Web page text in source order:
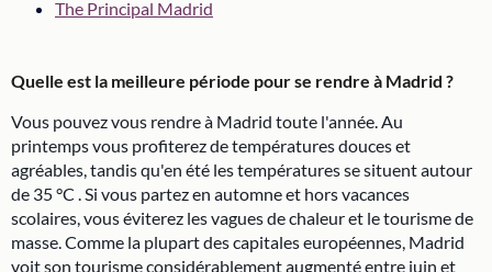
The Principal Madrid
Quelle est la meilleure période pour se rendre à Madrid ?
Vous pouvez vous rendre à Madrid toute l'année. Au
printemps vous profiterez de températures douces et
agréables, tandis qu'en été les températures se situent autour
de 35 °C . Si vous partez en automne et hors vacances
scolaires, vous éviterez les vagues de chaleur et le tourisme de
masse. Comme la plupart des capitales européennes, Madrid
voit son tourisme considérablement augmenté entre juin et